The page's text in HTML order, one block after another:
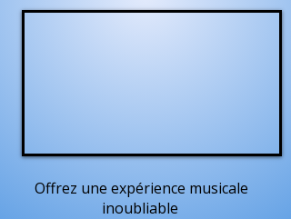
Offrez une expérience musicale
inoubliable